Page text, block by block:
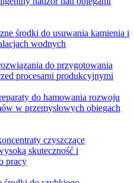
środki do usuwania kamienia i
wodnych
do przygotowania
procesami produkcyjnymi
do hamowania rozwoju
w przemysłowych obiegach
czyszczące
skuteczność i
pracy